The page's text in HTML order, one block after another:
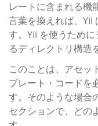
レートに含まれる機
言葉を換えれば、Yii
す。Yii を使うため
るディレクトリ構造
このことは、アセッ
プレート・コードを
す。そのような場合
セクションで、どの